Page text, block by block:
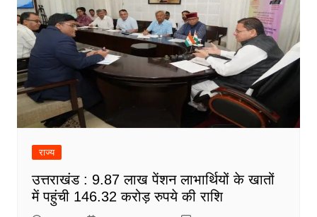
राज्य
उत्तराखंड : 9.87 लाख पेंशन लाभार्थियों के खातों
में पहुंची 146.32 करोड़ रुपये की राशि